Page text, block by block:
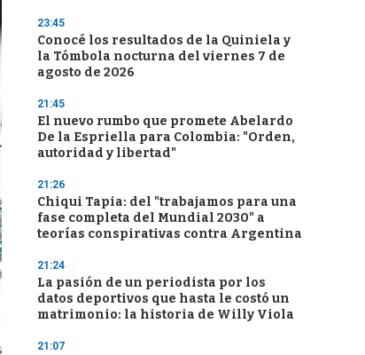
23:45
Conocé los resultados de la Quiniela y
la Tómbola nocturna del viernes 7 de
agosto de 2026
21:45
El nuevo rumbo que promete Abelardo
De la Espriella para Colombia: "Orden,
autoridad y libertad"
21:26
Chiqui Tapia: del "trabajamos para una
fase completa del Mundial 2030" a
teorías conspirativas contra Argentina
21:24
La pasión de un periodista por los
datos deportivos que hasta le costó un
matrimonio: la historia de Willy Viola
21:07